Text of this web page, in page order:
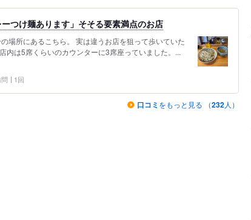
つけ麺あります」そそる要素満点のお店
場所にあるこちら。 実は違うお店を狙って歩いていた
内は5席くらいのカウンターに3席座っていました。...
1回
口コミ をもっと見る （232人）